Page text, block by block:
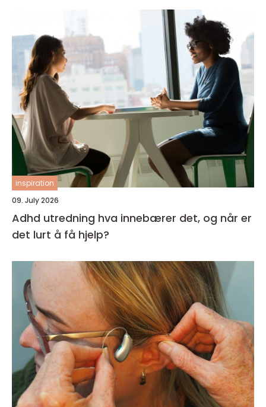
inspiration
09. July 2026
Adhd utredning hva innebærer det, og når er
det lurt å få hjelp?